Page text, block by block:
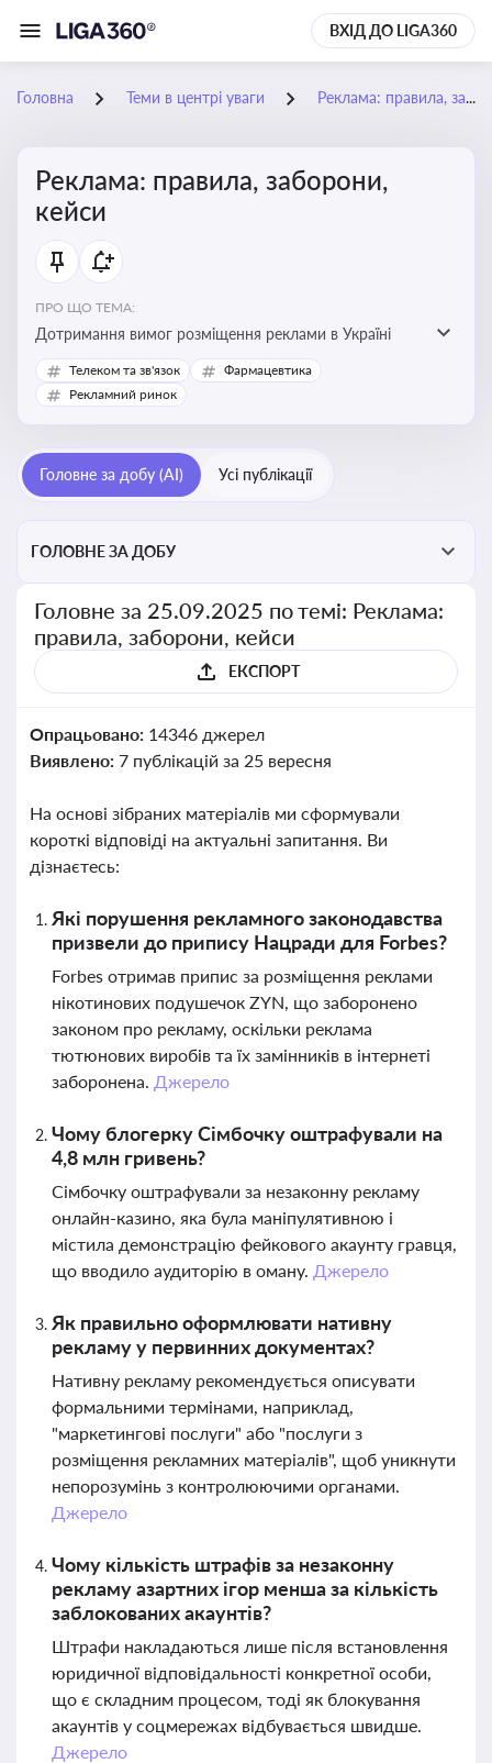
ВХІД ДО LIGA360
Головна Теми в центрі уваги Реклама: правила, заборони, кейси
Реклама: правила, заборони,
кейси
ПРО ЩО ТЕМА:
Дотримання вимог розміщення реклами в Україні
Телеком та зв'язок
Фармацевтика
Рекламний ринок
Головне за добу (AI) Усі публікації
ГОЛОВНЕ ЗА ДОБУ
Головне за 25.09.2025 по темі: Реклама:
правила, заборони, кейси
ЕКСПОРТ
Опрацьовано: 14346 джерел
Виявлено: 7 публікацій за 25 вересня
На основі зібраних матеріалів ми сформували
короткі відповіді на актуальні запитання. Ви
дізнаєтесь:
Які порушення рекламного законодавства
призвели до припису Нацради для Forbes?
Forbes отримав припис за розміщення реклами
нікотинових подушечок ZYN, що заборонено
законом про рекламу, оскільки реклама
тютюнових виробів та їх замінників в інтернеті
заборонена. Джерело
Чому блогерку Сімбочку оштрафували на
4,8 млн гривень?
Сімбочку оштрафували за незаконну рекламу
онлайн-казино, яка була маніпулятивною і
містила демонстрацію фейкового акаунту гравця,
що вводило аудиторію в оману. Джерело
Як правильно оформлювати нативну
рекламу у первинних документах?
Нативну рекламу рекомендується описувати
формальними термінами, наприклад,
"маркетингові послуги" або "послуги з
розміщення рекламних матеріалів", щоб уникнути
непорозумінь з контролюючими органами.
Джерело
Чому кількість штрафів за незаконну
рекламу азартних ігор менша за кількість
заблокованих акаунтів?
Штрафи накладаються лише після встановлення
юридичної відповідальності конкретної особи,
що є складним процесом, тоді як блокування
акаунтів у соцмережах відбувається швидше.
Джерело